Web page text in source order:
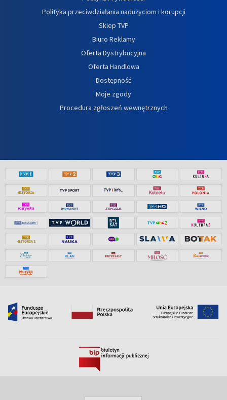
Polityka przeciwdziałania nadużyciom i korupcji
Sklep TVP
Biuro Reklamy
Oferta Dystrybucyjna
Oferta Handlowa
Dostępność
Moje zgody
Procedura zgłoszeń wewnętrznych